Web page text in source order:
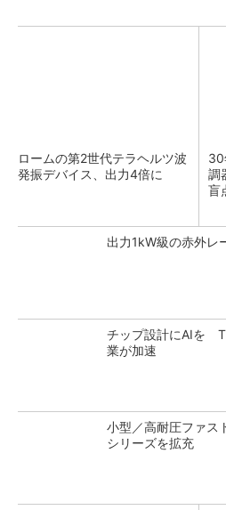
ロームの第2世代テラヘルツ波
発振デバイス、出力4倍に
30
調
盲
出力1kW級の赤外レ
チップ設計にAIを
業が加速
小型／高耐圧ファス
シリーズを拡充